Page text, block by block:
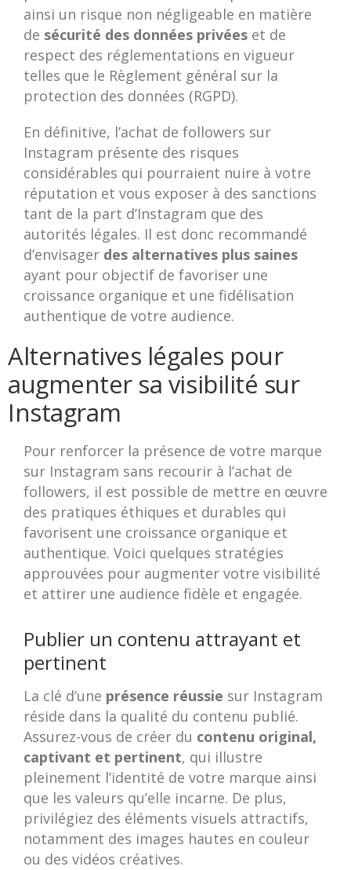
ainsi un risque non négligeable en matière
de sécurité des données privées et de
respect des réglementations en vigueur
telles que le Règlement général sur la
protection des données (RGPD).
En définitive, l’achat de followers sur
Instagram présente des risques
considérables qui pourraient nuire à votre
réputation et vous exposer à des sanctions
tant de la part d’Instagram que des
autorités légales. Il est donc recommandé
d’envisager des alternatives plus saines
ayant pour objectif de favoriser une
croissance organique et une fidélisation
authentique de votre audience.
Alternatives légales pour
augmenter sa visibilité sur
Instagram
Pour renforcer la présence de votre marque
sur Instagram sans recourir à l’achat de
followers, il est possible de mettre en œuvre
des pratiques éthiques et durables qui
favorisent une croissance organique et
authentique. Voici quelques stratégies
approuvées pour augmenter votre visibilité
et attirer une audience fidèle et engagée.
Publier un contenu attrayant et
pertinent
La clé d’une présence réussie sur Instagram
réside dans la qualité du contenu publié.
Assurez-vous de créer du contenu original,
captivant et pertinent, qui illustre
pleinement l’identité de votre marque ainsi
que les valeurs qu’elle incarne. De plus,
privilégiez des éléments visuels attractifs,
notamment des images hautes en couleur
ou des vidéos créatives.